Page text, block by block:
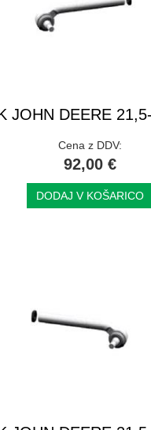
JOHN DEERE
Cena z DDV:
92,00 €
DODAJ V KOŠARICO